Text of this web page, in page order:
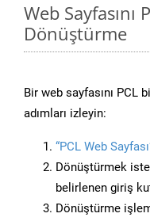
Web Sayfasını
Dönüştürme
Bir web sayfasını
adımları izleyin:
“PCL Web
Dönüştürmek
belirlenen giriş
Dönüştürme